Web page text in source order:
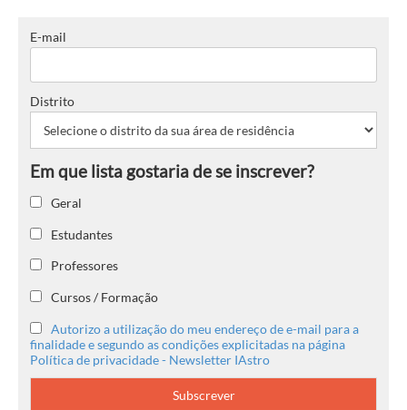
E-mail
Distrito
Geral
Estudantes
Professores
Cursos / Formação
Autorizo a utilização do meu endereço de e-mail para a
finalidade e segundo as condições explicitadas na página
Política de privacidade - Newsletter IAstro